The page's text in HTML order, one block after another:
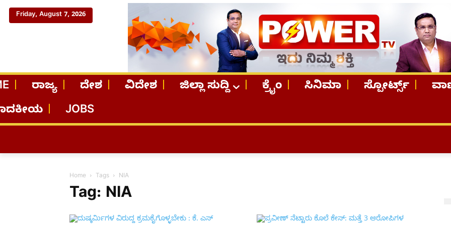
Friday, August 7, 2026
ರಾಜ್ಯ ದೇಶ ವಿದೇಶ ಜಿಲ್ಲಾ ಸುದ್ದಿ ಕ್ರೈಂ ಸಿನಿಮಾ ಸ್ಪೋರ್ಟ್ಸ್
JOBS
Home Tags NIA
Tag: NIA